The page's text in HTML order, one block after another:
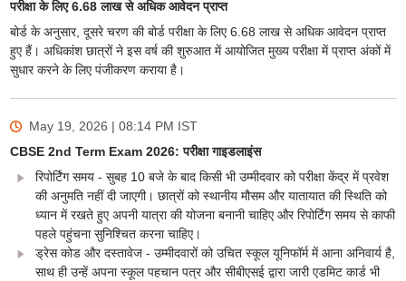
परीक्षा के लिए 6.68 लाख से अधिक आवेदन प्राप्त
बोर्ड के अनुसार, दूसरे चरण की बोर्ड परीक्षा के लिए 6.68 लाख से अधिक आवेदन प्राप्त
हुए हैं। अधिकांश छात्रों ने इस वर्ष की शुरुआत में आयोजित मुख्य परीक्षा में प्राप्त अंकों में
सुधार करने के लिए पंजीकरण कराया है।
May 19, 2026 | 08:14 PM IST
CBSE 2nd Term Exam 2026: परीक्षा गाइडलाइंस
रिपोर्टिंग समय - सुबह 10 बजे के बाद किसी भी उम्मीदवार को परीक्षा केंद्र में प्रवेश
की अनुमति नहीं दी जाएगी। छात्रों को स्थानीय मौसम और यातायात की स्थिति को
ध्यान में रखते हुए अपनी यात्रा की योजना बनानी चाहिए और रिपोर्टिंग समय से काफी
पहले पहुंचना सुनिश्चित करना चाहिए।
ड्रेस कोड और दस्तावेज - उम्मीदवारों को उचित स्कूल यूनिफॉर्म में आना अनिवार्य है,
साथ ही उन्हें अपना स्कूल पहचान पत्र और सीबीएसई द्वारा जारी एडमिट कार्ड भी